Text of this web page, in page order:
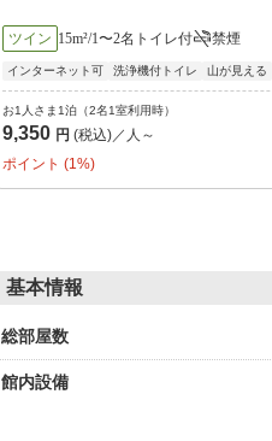
ツイン 15m²/1〜2名 トイレ付 禁煙
インターネット可 洗浄機付トイレ 山が見える
お1人さま1泊（2名1室利用時）
9,350 円 (税込)／人～
ポイント (1%)
基本情報
総部屋数
館内設備